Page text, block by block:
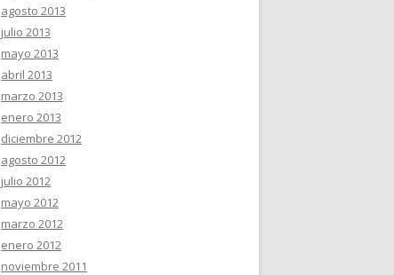
agosto 2013
julio 2013
mayo 2013
abril 2013
marzo 2013
enero 2013
diciembre 2012
agosto 2012
julio 2012
mayo 2012
marzo 2012
enero 2012
noviembre 2011